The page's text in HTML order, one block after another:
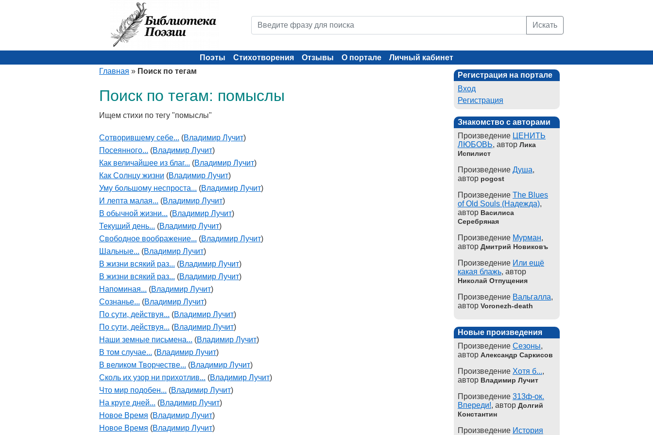
Искать
Поэты Стихотворения Отзывы О портале
Личный кабинет
Главная » Поиск по тегам
Поиск по тегам: помыслы
Ищем стихи по тегу "помыслы"
Сотворившему себе... (Владимир Лучит)
Посеянного... (Владимир Лучит)
Как величайшее из благ... (Владимир Лучит)
Как Солнцу жизни (Владимир Лучит)
Уму большому неспроста... (Владимир Лучит)
И лепта малая... (Владимир Лучит)
В обычной жизни... (Владимир Лучит)
Текущий день... (Владимир Лучит)
Свободное воображение... (Владимир Лучит)
Шальные... (Владимир Лучит)
В жизни всякий раз... (Владимир Лучит)
В жизни всякий раз... (Владимир Лучит)
Напоминая... (Владимир Лучит)
Сознанье... (Владимир Лучит)
По сути, действуя... (Владимир Лучит)
По сути, действуя... (Владимир Лучит)
Наши земные письмена... (Владимир Лучит)
В том случае... (Владимир Лучит)
В великом Творчестве... (Владимир Лучит)
Сколь их узор ни прихотлив... (Владимир Лучит)
Что мир подобен... (Владимир Лучит)
На круге дней... (Владимир Лучит)
Новое Время (Владимир Лучит)
Новое Время (Владимир Лучит)
Регистрация на портале
Вход
Регистрация
Знакомство с авторами
Произведение ЦЕНИТЬ
ЛЮБОВЬ, автор Лика
Испилист
Произведение Душа,
автор pogost
Произведение The Blues
of Old Souls (Надежда),
автор Василиса
Серебряная
Произведение Мурман,
автор Дмитрий Новиковъ
Произведение Или ещё
какая блажь, автор
Николай Отпущения
Произведение Вальгалла,
автор Voronezh-death
Новые произведения
Произведение Сезоны,
автор Александр Саркисов
Произведение Хотя б...,
автор Владимир Лучит
Произведение 313ф-ок.
Впереди!, автор Долгий
Константин
Произведение История